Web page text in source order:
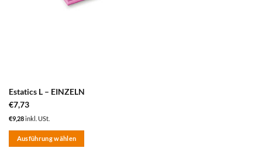
Estatics L – EINZELN
€7,73
€9,28inkl. USt.
Ausführung wählen